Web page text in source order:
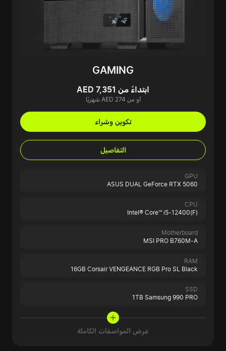
GAMING
ابتداءً من AED 7,351
أو من AED 274 شهريًا
تكوين وشراء
التفاصيل
GPU
ASUS DUAL GeForce RTX 5060
CPU
Intel® Core™ i5-12400(F)
Motherboard
MSI PRO B760M-A
RAM
16GB Corsair VENGEANCE RGB Pro SL Black
SSD
1TB Samsung 990 PRO
عرض المواصفات الكاملة